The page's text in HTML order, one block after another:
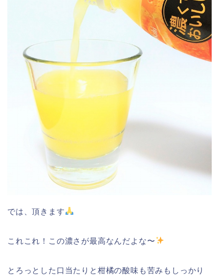
では、頂きます
これこれ！この濃さが最高なんだよな〜
とろっとした口当たりと柑橘の酸味も苦みもしっかり